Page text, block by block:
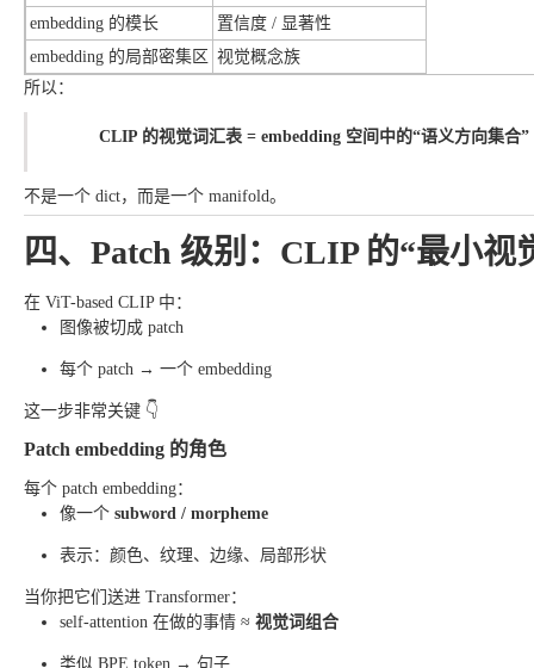
embedding 的模长
置信度 / 显著性
embedding 的局部密集区 视觉概念族
所以：
CLIP 的视觉词汇表 = embedding 空间中的“语义方向集合”
不是一个 dict，而是一个 manifold。
四、Patch 级别：CLIP 的“最小视
在 ViT-based CLIP 中：
图像被切成 patch
每个 patch → 一个 embedding
这一步非常关键 👇
Patch embedding 的角色
每个 patch embedding：
像一个 subword / morpheme
表示：颜色、纹理、边缘、局部形状
当你把它们送进 Transformer：
self-attention 在做的事情 ≈ 视觉词组合
类似 BPE token → 句子